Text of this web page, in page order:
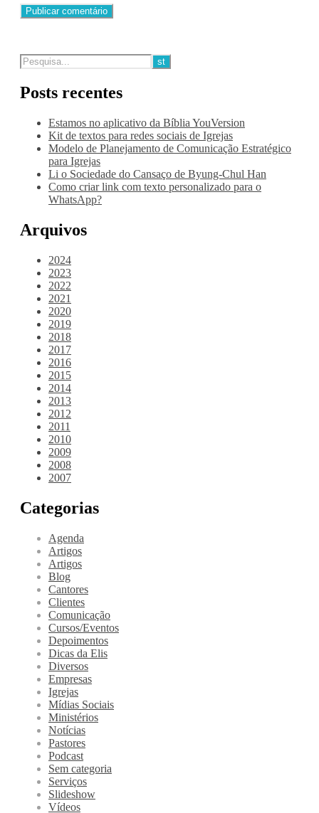
Posts recentes
Estamos no aplicativo da Bíblia YouVersion
Kit de textos para redes sociais de Igrejas
Modelo de Planejamento de Comunicação Estratégico
para Igrejas
Li o Sociedade do Cansaço de Byung-Chul Han
Como criar link com texto personalizado para o
WhatsApp?
Arquivos
2024
2023
2022
2021
2020
2019
2018
2017
2016
2015
2014
2013
2012
2011
2010
2009
2008
2007
Categorias
Agenda
Artigos
Artigos
Blog
Cantores
Clientes
Comunicação
Cursos/Eventos
Depoimentos
Dicas da Elis
Diversos
Empresas
Igrejas
Mídias Sociais
Ministérios
Notícias
Pastores
Podcast
Sem categoria
Serviços
Slideshow
Vídeos